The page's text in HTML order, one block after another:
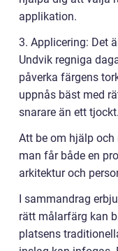
applikation.
3. Applicering: Det
Undvik regniga
påverka färgens
uppnås bäst med
snarare än ett tjockt.
Att be om hjälp
man får både en
arkitektur och
I sammandrag
rätt målarfärg kan
platsens